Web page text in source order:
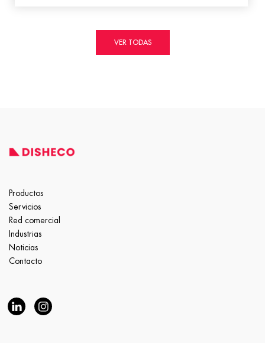
VER TODAS
Productos
Servicios
Red comercial
Industrias
Noticias
Contacto